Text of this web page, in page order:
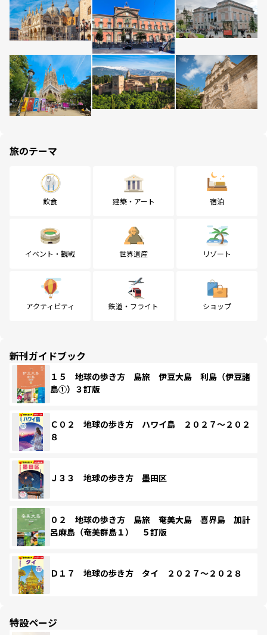
旅のテーマ
飲食 建築・アート 宿泊
イベント・観戦 世界遺産 リゾート
アクティビティ 鉄道・フライト ショップ
新刊ガイドブック
１５ 地球の歩き方 島旅 伊豆大島 利島（伊豆諸
島①）３訂版
Ｃ０２ 地球の歩き方 ハワイ島 ２０２７～２０２
８
Ｊ３３ 地球の歩き方 墨田区
０２ 地球の歩き方 島旅 奄美大島 喜界島 加計
呂麻島（奄美群島１） ５訂版
Ｄ１７ 地球の歩き方 タイ ２０２７～２０２８
特設ページ